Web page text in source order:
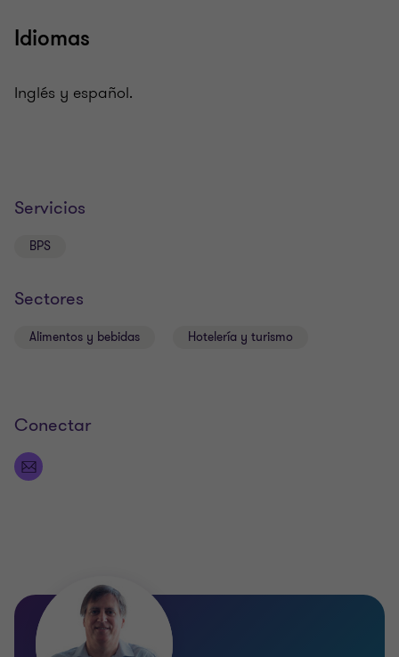
Idiomas
Inglés y español.
Servicios
BPS
Sectores
Alimentos y bebidas Hotelería y turismo
Conectar